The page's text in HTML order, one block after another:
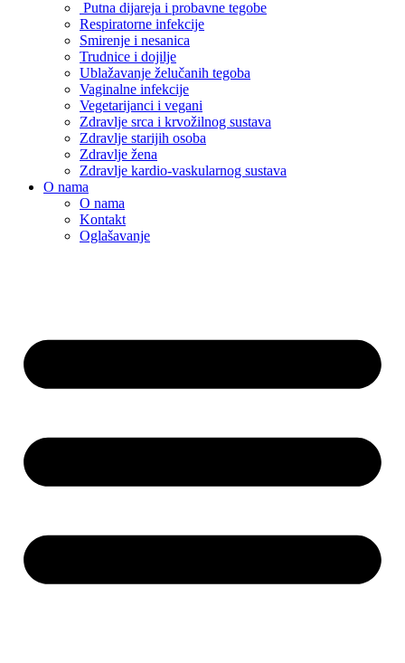
Putna dijareja i probavne tegobe
Respiratorne infekcije
Smirenje i nesanica
Trudnice i dojilje
Ublažavanje želučanih tegoba
Vaginalne infekcije
Vegetarijanci i vegani
Zdravlje srca i krvožilnog sustava
Zdravlje starijih osoba
Zdravlje žena
Zdravlje kardio-vaskularnog sustava
O nama
O nama
Kontakt
Oglašavanje